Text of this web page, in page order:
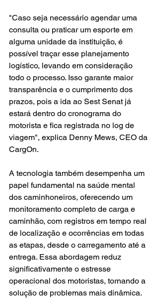
"Caso seja necessário agendar uma
consulta ou praticar um esporte em
alguma unidade da instituição, é
possível traçar esse planejamento
logístico, levando em consideração
todo o processo. Isso garante maior
transparência e o cumprimento dos
prazos, pois a ida ao Sest Senat já
estará dentro do cronograma do
motorista e fica registrada no log de
viagem", explica Denny Mews, CEO da
CargOn.
A tecnologia também desempenha um
papel fundamental na saúde mental
dos caminhoneiros, oferecendo um
monitoramento completo de carga e
caminhão, com registros em tempo real
de localização e ocorrências em todas
as etapas, desde o carregamento até a
entrega. Essa abordagem reduz
significativamente o estresse
operacional dos motoristas, tornando a
solução de problemas mais dinâmica.